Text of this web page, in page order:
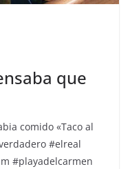
que
comido «Taco al
#elreal
#playadelcarmen